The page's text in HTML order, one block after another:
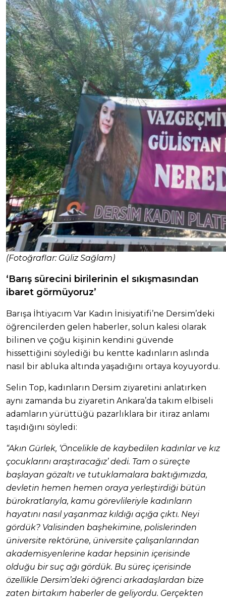
(Fotoğraflar: Güliz Sağlam)
‘Barış sürecini birilerinin el sıkışmasından
ibaret görmüyoruz’
Barışa İhtiyacım Var Kadın İnisiyatifi’ne Dersim’deki
öğrencilerden gelen haberler, solun kalesi olarak
bilinen ve çoğu kişinin kendini güvende
hissettiğini söylediği bu kentte kadınların aslında
nasıl bir abluka altında yaşadığını ortaya koyuyordu.
Selin Top, kadınların Dersim ziyaretini anlatırken
aynı zamanda bu ziyaretin Ankara’da takım elbiseli
adamların yürüttüğü pazarlıklara bir itiraz anlamı
taşıdığını söyledi:
“Akın Gürlek, ‘Öncelikle de kaybedilen kadınlar ve kız
çocuklarını araştıracağız’ dedi. Tam o süreçte
başlayan gözaltı ve tutuklamalara baktığımızda,
devletin hemen hemen oraya yerleştirdiği bütün
bürokratlarıyla, kamu görevlileriyle kadınların
hayatını nasıl yaşanmaz kıldığı açığa çıktı. Neyi
gördük? Valisinden başhekimine, polislerinden
üniversite rektörüne, üniversite çalışanlarından
akademisyenlerine kadar hepsinin içerisinde
olduğu bir suç ağı gördük. Bu süreç içerisinde
özellikle Dersim’deki öğrenci arkadaşlardan bize
zaten birtakım haberler de geliyordu. Gerçekten